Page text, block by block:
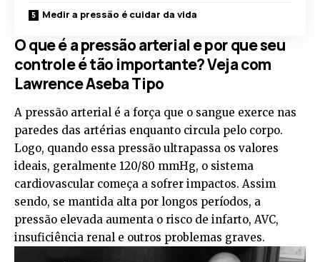
Medir a pressão é cuidar da vida
O que é a pressão arterial e por que seu
controle é tão importante? Veja com
Lawrence Aseba Tipo
A pressão arterial é a força que o sangue exerce nas
paredes das artérias enquanto circula pelo corpo.
Logo, quando essa pressão ultrapassa os valores
ideais, geralmente 120/80 mmHg, o sistema
cardiovascular começa a sofrer impactos. Assim
sendo, se mantida alta por longos períodos, a
pressão elevada aumenta o risco de infarto, AVC,
insuficiência renal e outros problemas graves.